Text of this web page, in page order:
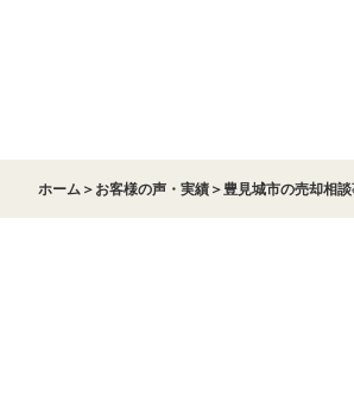
ホーム ＞ お客様の声・実績 ＞ 豊見城市の売却相